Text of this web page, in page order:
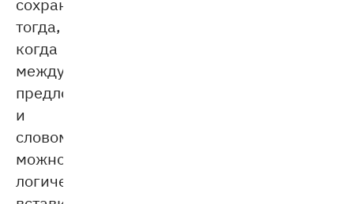
тогда,
когда
между
предлогом
и
словом
можно
логически